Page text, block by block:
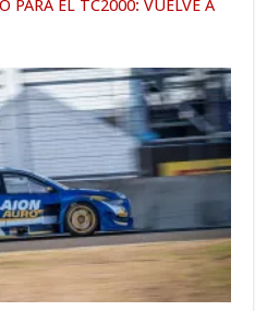
PARA EL TC2000: VUELVE A